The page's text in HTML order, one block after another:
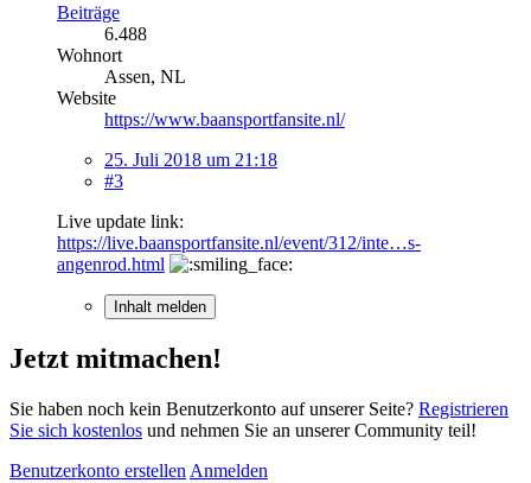
Beiträge
6.488
Wohnort
Assen, NL
Website
https://www.baansportfansite.nl/
25. Juli 2018 um 21:18
#3
Live update link:
https://live.baansportfansite.nl/event/312/inte…s-
angenrod.html
Inhalt melden
Jetzt mitmachen!
Sie haben noch kein Benutzerkonto auf unserer Seite? Registrieren
Sie sich kostenlos und nehmen Sie an unserer Community teil!
Benutzerkonto erstellen Anmelden